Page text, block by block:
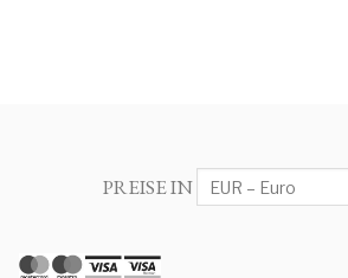
PREISE IN